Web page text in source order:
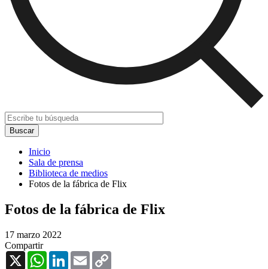
Inicio
Sala de prensa
Biblioteca de medios
Fotos de la fábrica de Flix
Fotos de la fábrica de Flix
17 marzo 2022
Compartir
X
WhatsAppLinkedInEmail